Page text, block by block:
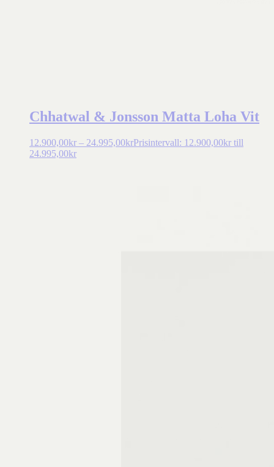
Chhatwal & Jonsson Matta Loha Vit
12.900,00kr – 24.995,00krPrisintervall: 12.900,00kr till
24.995,00kr